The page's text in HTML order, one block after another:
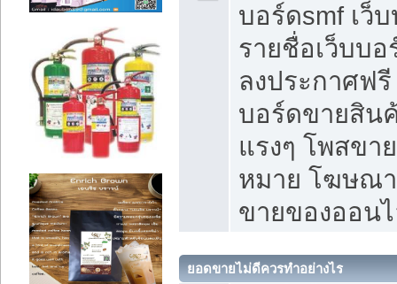
บอร์ดsmf เว็
รายชื่อเว็บบ
ลงประกาศฟรี
บอร์ดขายสิน
แรงๆ โพสขา
หมาย โฆษณ
ขายของออน
ยอดขายไม่ดีควรทำอย่างไร